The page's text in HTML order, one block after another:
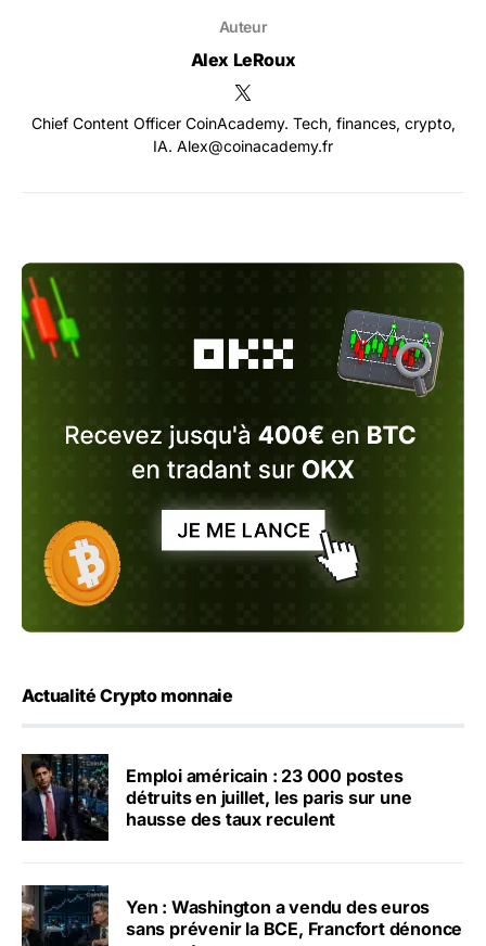
Auteur
Alex LeRoux
Chief Content Officer CoinAcademy. Tech, finances, crypto,
IA. Alex@coinacademy.fr
Actualité Crypto monnaie
Emploi américain : 23 000 postes
détruits en juillet, les paris sur une
hausse des taux reculent
Yen : Washington a vendu des euros
sans prévenir la BCE, Francfort dénonce